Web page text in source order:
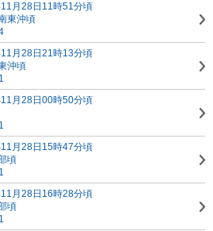
月28日11時51分頃
東沖頃
月28日21時13分頃
沖頃
月28日00時50分頃
月28日15時47分頃
頃
月28日16時28分頃
頃